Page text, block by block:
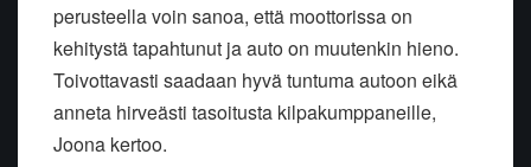
perusteella voin sanoa, että moottorissa on
kehitystä tapahtunut ja auto on muutenkin hieno.
Toivottavasti saadaan hyvä tuntuma autoon eikä
anneta hirveästi tasoitusta kilpakumppaneille,
Joona kertoo.